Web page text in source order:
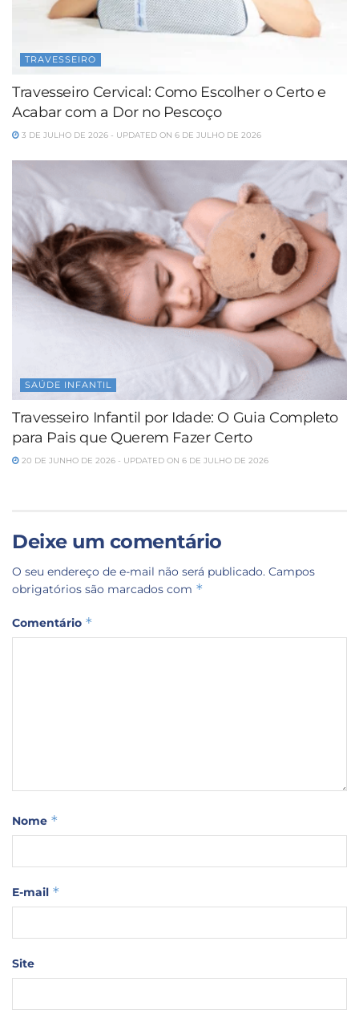
TRAVESSEIRO
Travesseiro Cervical: Como Escolher o Certo e
Acabar com a Dor no Pescoço
3 DE JULHO DE 2026 - UPDATED ON 6 DE JULHO DE 2026
SAÚDE INFANTIL
Travesseiro Infantil por Idade: O Guia Completo
para Pais que Querem Fazer Certo
20 DE JUNHO DE 2026 - UPDATED ON 6 DE JULHO DE 2026
Deixe um comentário
O seu endereço de e-mail não será publicado. Campos
obrigatórios são marcados com *
Comentário *
Nome *
E-mail *
Site